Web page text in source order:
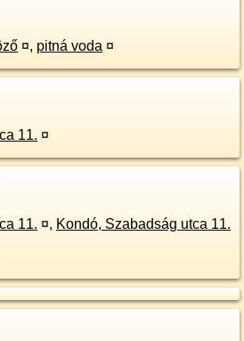
¤, pitná voda ¤
11. ¤
11. ¤, Kondó, Szabadság utca 11.